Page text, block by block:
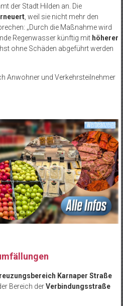
der Stadt Hilden an. Die
, weil sie nicht mehr den
„Durch die Maßnahme wird
Regenwasser künftig mit höherer
ohne Schäden abgeführt werden
Anwohner und Verkehrsteilnehmer
Karnaper Straße
Bereich derVerbindungsstraße